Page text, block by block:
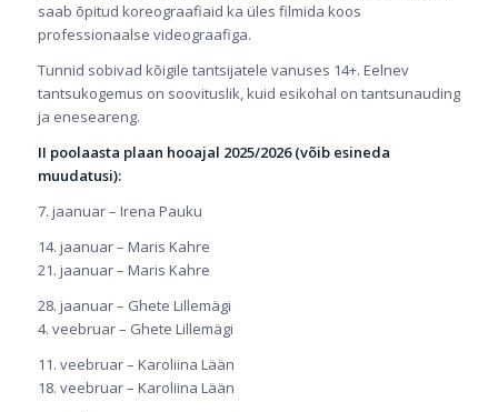
saab õpitud koreograafiaid ka üles filmida koos
professionaalse videograafiga.
Tunnid sobivad kõigile tantsijatele vanuses 14+. Eelnev
tantsukogemus on soovituslik, kuid esikohal on tantsunauding
ja eneseareng.
II poolaasta plaan hooajal 2025/2026 (võib esineda
muudatusi):
7. jaanuar – Irena Pauku
14. jaanuar – Maris Kahre
21. jaanuar – Maris Kahre
28. jaanuar – Ghete Lillemägi
4. veebruar – Ghete Lillemägi
11. veebruar – Karoliina Lään
18. veebruar – Karoliina Lään